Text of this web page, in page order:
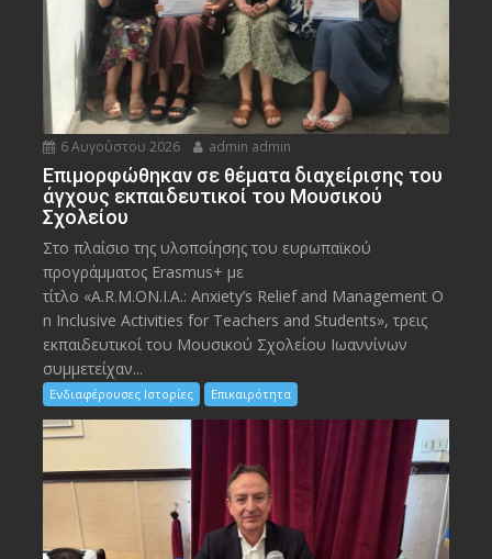
6 Αυγούστου 2026 admin admin
Eπιμορφώθηκαν σε θέματα διαχείρισης του
άγχους εκπαιδευτικοί του Μουσικού
Σχολείου
Στο πλαίσιο της υλοποίησης του ευρωπαϊκού
προγράμματος Erasmus+ με
τίτλο «A.R.M.ON.I.A.: Anxiety’s Relief and Management O
n Inclusive Activities for Teachers and Students», τρεις
εκπαιδευτικοί του Μουσικού Σχολείου Ιωαννίνων
συμμετείχαν...
Ενδιαφέρουσες Ιστορίες Επικαιρότητα